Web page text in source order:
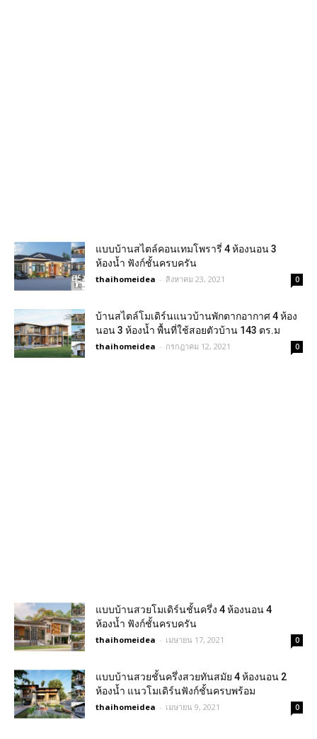
แบบบ้านสไตล์คอนเทมโพรารี่ 4 ห้องนอน 3
ห้องน้ำ ฟังก์ชั้นครบครัน
thaihomeidea - สิงหาคม 23, 2021 0
บ้านสไตล์โมเดิร์นแนวบ้านพักตากอากาศ 4 ห้อง
นอน 3 ห้องน้ำ พื้นที่ใช้สอยตัวบ้าน 143 ตร.ม
thaihomeidea - กรกฎาคม 12, 2021 0
แบบบ้านสวยโมเดิร์นชั้นครึ่ง 4 ห้องนอน 4
ห้องน้ำ ฟังก์ชั้นครบครัน
thaihomeidea - เมษายน 17, 2021 0
แบบบ้านสวยชั้นครึ่งสวยทันสมัย 4 ห้องนอน 2
ห้องน้ำ แนวโมเดิร์นฟังก์ชั้นครบพร้อม
thaihomeidea - เมษายน 9, 2021 0